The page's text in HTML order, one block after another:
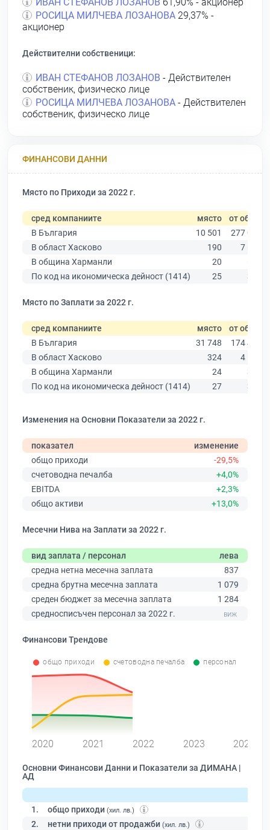
РОСИЦА МИЛЧЕВА ЛОЗАНОВА 29,37% -
акционер
Действителни собственици:
ИВАН СТЕФАНОВ ЛОЗАНОВ - Действителен
собственик, физическо лице
РОСИЦА МИЛЧЕВА ЛОЗАНОВА - Действителен
собственик, физическо лице
ФИНАНСОВИ ДАННИ
Място по Приходи за 2022 г.
сред компаниите място от общо
В България
10 501
277 019
В област Хасково
190
7 664
В община Харманли
20
По код на икономическа дейност (1414)
25 355
Място по Заплати за 2022 г.
сред компаниите място от общо
В България
31 748
174 403
В област Хасково
324
4 585
В община Харманли
24
397
По код на икономическа дейност (1414)
27 329
Изменения на Основни Показатели за 2022 г.
показател
изменение
общо приходи
-29,5%
счетоводна печалба
+4,0%
EBITDA
+2,3%
общо активи
+13,0%
Месечни Нива на Заплати за 2022 г.
вид заплата / персонал
лева
средна нетна месечна заплата
837
средна брутна месечна заплата
1 079
среден бюджет за месечна заплата
1 284
средносписъчен персонал за 2022 г.
Финансови Трендове
общо приходи счетоводна печалба персонал
2020 2021 2022 2023 2024
Основни Финансови Данни и Показатели за ДИМАНА |
АД
1. общо приходи (хил. лв.)
2. нетни приходи от продажби (хил. лв.)